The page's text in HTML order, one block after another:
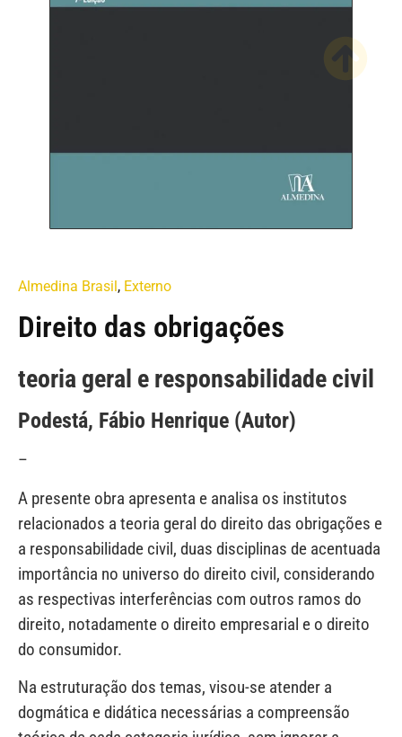
Almedina Brasil , Externo
Direito das obrigações
teoria geral e responsabilidade civil
Podestá, Fábio Henrique (Autor)
–
A presente obra apresenta e analisa os institutos
relacionados a teoria geral do direito das obrigações e
a responsabilidade civil, duas disciplinas de acentuada
importância no universo do direito civil, considerando
as respectivas interferências com outros ramos do
direito, notadamente o direito empresarial e o direito
do consumidor.
Na estruturação dos temas, visou-se atender a
dogmática e didática necessárias a compreensão